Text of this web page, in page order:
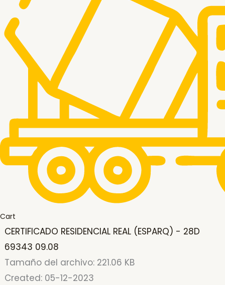
Cart
CERTIFICADO RESIDENCIAL REAL (ESPARQ) - 28D
69343 09.08
Tamaño del archivo: 221.06 KB
Created: 05-12-2023